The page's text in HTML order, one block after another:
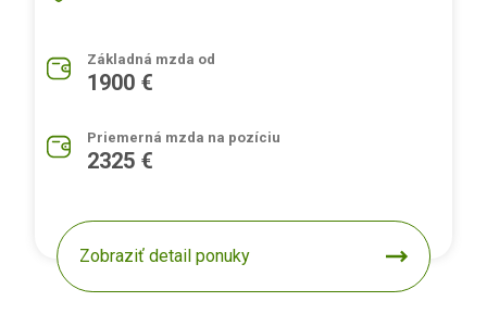
Základná mzda od
1900 €
Priemerná mzda na pozíciu
2325 €
Zobraziť detail ponuky